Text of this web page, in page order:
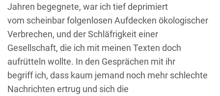
Jahren begegnete, war ich tief deprimiert
vom scheinbar folgenlosen Aufdecken ökologischer
Verbrechen, und der Schläfrigkeit einer
Gesellschaft, die ich mit meinen Texten doch
aufrütteln wollte. In den Gesprächen mit ihr
begriff ich, dass kaum jemand noch mehr schlechte
Nachrichten ertrug und sich die